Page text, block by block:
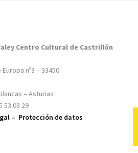
Centro Cultural de Castrillón
nº3 – 33450
– Asturias
53 03 29
– Protección de datos